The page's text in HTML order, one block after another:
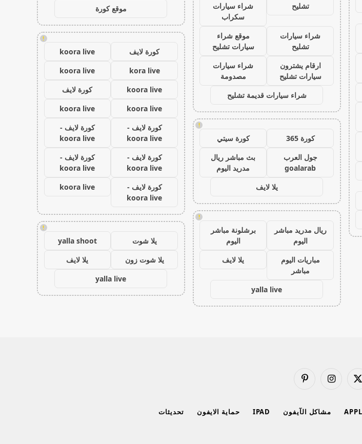
تشليح
شراء سيارات
سكراب
شراء سيارات
تشليح
موقع شراء
سيارات تشليح
ارقام يشترون
سيارات تشليح
شراء سيارات
مصدومة
شراء سيارات قديمة تشليح
!
كورة 365
كورة سيتي
جول العرب
goalarab
بث مباشر ريال
مدريد اليوم
يلا لايف
!
ريال مدريد مباشر
اليوم
برشلونة مباشر
اليوم
مباريات اليوم
مباشر
يلا لايف
yalla live
موقع كورة
!
كورة لايف
koora live
kora live
koora live
koora live
كورة لايف
koora live
koora live
كورة لايف -
koora live
كورة لايف -
koora live
كورة لايف -
koora live
كورة لايف -
koora live
كورة لايف -
koora live
koora live
!
يلا شوت
yalla shoot
يلا شوت زون
يلا لايف
yalla live
X
الانستغرامبينتيريست
مشاكل الآيفون IPAD حماية الايفون تحديثات